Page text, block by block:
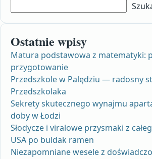
Ostatnie wpisy
Matura podstawowa z matematyki:
przygotowanie
Przedszkole w Palędziu — radosny
Przedszkolaka
Sekrety skutecznego wynajmu
doby w Łodzi
Słodycze i viralowe przysmaki z
USA po buldak ramen
Niezapomniane wesele z